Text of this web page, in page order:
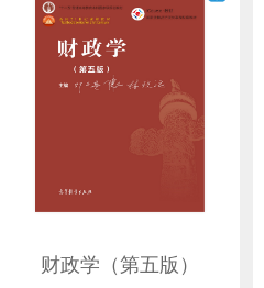
财政学（第五版）